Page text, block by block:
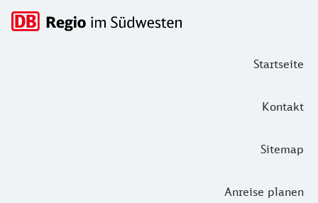
Startseite
Kontakt
Sitemap
Anreise planen
Hauptnavigation